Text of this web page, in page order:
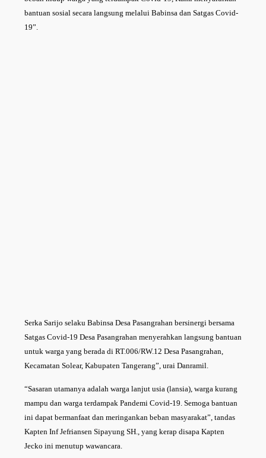
bantuan sosial secara langsung melalui Babinsa dan Satgas Covid-
19”.
Serka Sarijo selaku Babinsa Desa Pasangrahan bersinergi bersama
Satgas Covid-19 Desa Pasangrahan menyerahkan langsung bantuan
untuk warga yang berada di RT.006/RW.12 Desa Pasangrahan,
Kecamatan Solear, Kabupaten Tangerang”, urai Danramil.
“Sasaran utamanya adalah warga lanjut usia (lansia), warga kurang
mampu dan warga terdampak Pandemi Covid-19. Semoga bantuan
ini dapat bermanfaat dan meringankan beban masyarakat”, tandas
Kapten Inf Jefriansen Sipayung SH., yang kerap disapa Kapten
Jecko ini menutup wawancara.